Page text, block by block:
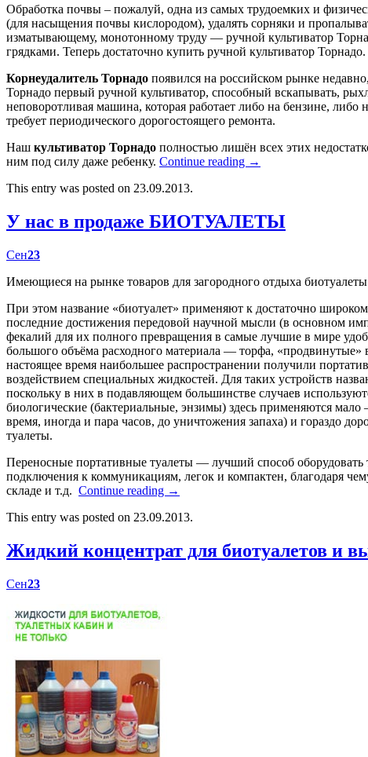
Обработка почвы – пожалуй, одна из самых трудоемких и
(для насыщения почвы кислородом), удалять сорняки и
изматывающему, монотонному труду — ручной культиватор
грядками. Теперь достаточно купить ручной культиватор Торнадо.
Корнеудалитель Торнадо появился на российском рынке
Торнадо первый ручной культиватор, способный вскапывать,
неповоротливая машина, которая работает либо на бензине,
требует периодического дорогостоящего ремонта.
Наш культиватор Торнадо полностью лишён всех этих
ним под силу даже ребенку. Continue reading →
This entry was posted on 23.09.2013.
У нас в продаже БИОТУАЛЕТЫ
Сен23
Имеющиеся на рынке товаров для загородного отдыха
При этом название «биотуалет» применяют к достаточно
последние достижения передовой научной мысли (в основном
фекалий для их полного превращения в самые лучшие в мире
большого объёма расходного материала — торфа,
настоящее время наибольшее распространении получили
воздействием специальных жидкостей. Для таких устройств
поскольку в них в подавляющем большинстве случаев
биологические (бактериальные, энзимы) здесь применяются
время, иногда и пара часов, до уничтожения запаха) и гораздо
туалеты.
Переносные портативные туалеты — лучший способ оборудовать
подключения к коммуникациям, легок и компактен, благодаря
складе и т.д. Continue reading →
This entry was posted on 23.09.2013.
Жидкий концентрат для биотуалетов и
Сен23